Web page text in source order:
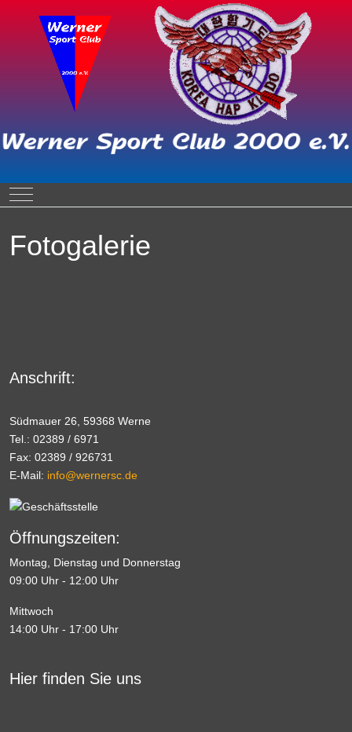
Mobile Menu Toggle
Fotogalerie
Anschrift:
Südmauer 26, 59368 Werne
Tel.: 02389 / 6971
Fax: 02389 / 926731
E-Mail: info@wernersc.de
Öffnungszeiten:
Montag, Dienstag und Donnerstag
09:00 Uhr - 12:00 Uhr
Mittwoch
14:00 Uhr - 17:00 Uhr
Hier finden Sie uns